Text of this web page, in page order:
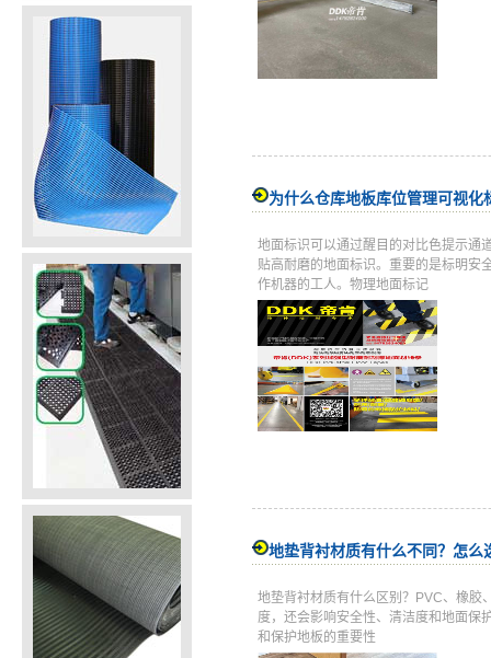
为什么仓库地板库位管理可视化
地面标识可以通过醒目的对比色提示通
贴高耐磨的地面标识。重要的是标明安
作机器的工人。物理地面标记
地垫背衬材质有什么不同？怎么
地垫背衬材质有什么区别？PVC、橡胶
度，还会影响安全性、清洁度和地面保
和保护地板的重要性